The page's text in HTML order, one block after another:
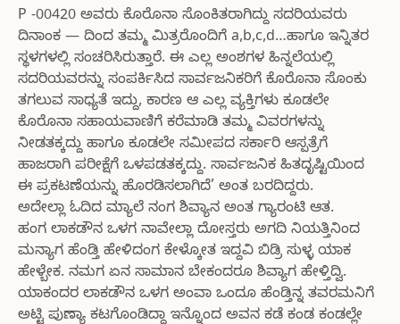
P -00420 ಅವರು ಕೊರೊನಾ ಸೊಂಕಿತರಾಗಿದ್ದು ಸದರಿಯವರು
ದಿನಾಂಕ — ದಿಂದ ತಮ್ಮ ಮಿತ್ರರೊಂದಿಗೆ a,b,c,d…ಹಾಗೂ ಇನ್ನಿತರ
ಸ್ಥಳಗಳಲ್ಲಿ ಸಂಚರಿಸಿರುತ್ತಾರೆ. ಈ ಎಲ್ಲ ಅಂಶಗಳ ಹಿನ್ನಲೆಯಲ್ಲಿ
ಸದರಿಯವರನ್ನು ಸಂಪರ್ಕಿಸಿದ ಸಾರ್ವಜನಿಕರಿಗೆ ಕೊರೊನಾ ಸೊಂಕು
ತಗಲುವ ಸಾಧ್ಯತೆ ಇದ್ದು, ಕಾರಣ ಆ ಎಲ್ಲ ವ್ಯಕ್ತಿಗಳು ಕೂಡಲೇ
ಕೊರೊನಾ ಸಹಾಯವಾಣಿಗೆ ಕರೆಮಾಡಿ ತಮ್ಮ ವಿವರಗಳನ್ನು
ನೀಡತಕ್ಕದ್ದು ಹಾಗೂ ಕೂಡಲೇ ಸಮೀಪದ ಸರ್ಕಾರಿ ಆಸ್ಪತ್ರೆಗೆ
ಹಾಜರಾಗಿ ಪರೀಕ್ಷೆಗೆ ಒಳಪಡತಕ್ಕದ್ದು. ಸಾರ್ವಜನಿಕ ಹಿತದೃಷ್ಟಿಯಿಂದ
ಈ ಪ್ರಕಟಣೆಯನ್ನು ಹೊರಡಿಸಲಾಗಿದೆ’ ಅಂತ ಬರದಿದ್ದರು.
ಅದೇಲ್ಲಾ ಓದಿದ ಮ್ಯಾಲೆ ನಂಗ ಶಿವ್ಯಾನ ಅಂತ ಗ್ಯಾರಂಟಿ ಆತ.
ಹಂಗ ಲಾಕಡೌನ ಒಳಗ ನಾವೇಲ್ಲಾ ದೋಸ್ತರು ಅಗದಿ ನಿಯತ್ತಿನಿಂದ
ಮನ್ಯಾಗ ಹೆಂಡ್ತಿ ಹೇಳಿದಂಗ ಕೇಳ್ಕೋತ ಇದ್ದವಿ ಬಿಡ್ರಿ ಸುಳ್ಳ ಯಾಕ
ಹೇಳ್ಬೇಕ. ನಮಗ ಏನ ಸಾಮಾನ ಬೇಕಂದರೂ ಶಿವ್ಯಾಗ ಹೇಳ್ತಿದ್ವಿ.
ಯಾಕಂದರ ಲಾಕಡೌನ ಒಳಗ ಅಂವಾ ಒಂದೂ ಹೆಂಡ್ತಿನ್ನ ತವರಮನಿಗೆ
ಅಟ್ಟಿ ಪುಣ್ಯಾ ಕಟಗೊಂಡಿದ್ದಾ ಇನ್ನೊಂದ ಅವನ ಕಡೆ ಕಂಡ ಕಂಡಲ್ಲೇ